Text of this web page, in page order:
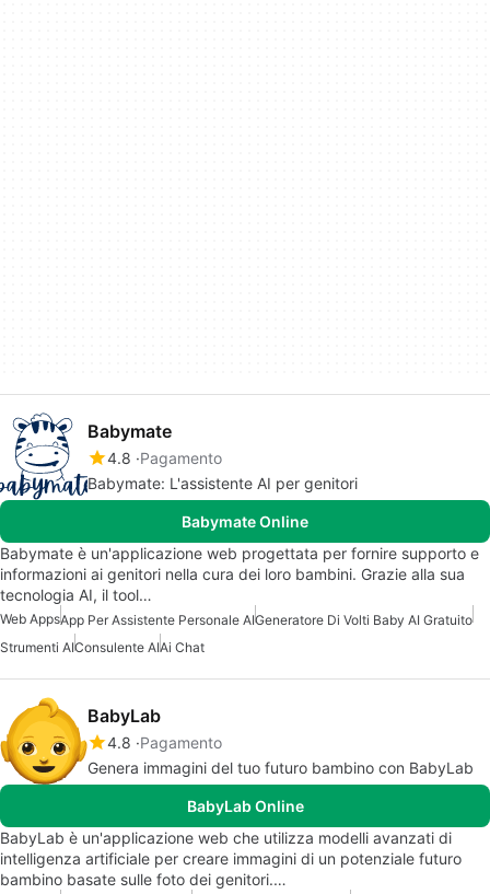
Babymate
4.8 Pagamento
Babymate: L'assistente AI per genitori
Babymate Online
Babymate è un'applicazione web progettata per fornire supporto e
informazioni ai genitori nella cura dei loro bambini. Grazie alla sua
tecnologia AI, il tool…
Web AppsApp Per Assistente Personale AIGeneratore Di Volti Baby AI Gratuito
Strumenti AIConsulente AIAi Chat
BabyLab
4.8 Pagamento
Genera immagini del tuo futuro bambino con BabyLab
BabyLab Online
BabyLab è un'applicazione web che utilizza modelli avanzati di
intelligenza artificiale per creare immagini di un potenziale futuro
bambino basate sulle foto dei genitori.…